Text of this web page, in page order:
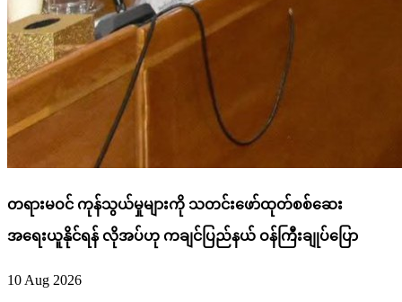
တရားမဝင် ကုန်သွယ်မှုများကို သတင်းဖော်ထုတ်စစ်ဆေး
အရေးယူနိုင်ရန် လိုအပ်ဟု ကချင်ပြည်နယ် ဝန်ကြီးချုပ်ပြော
10 Aug 2026